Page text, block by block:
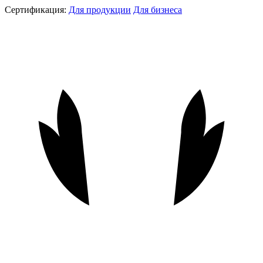
Сертификация: Для продукции Для бизнеса